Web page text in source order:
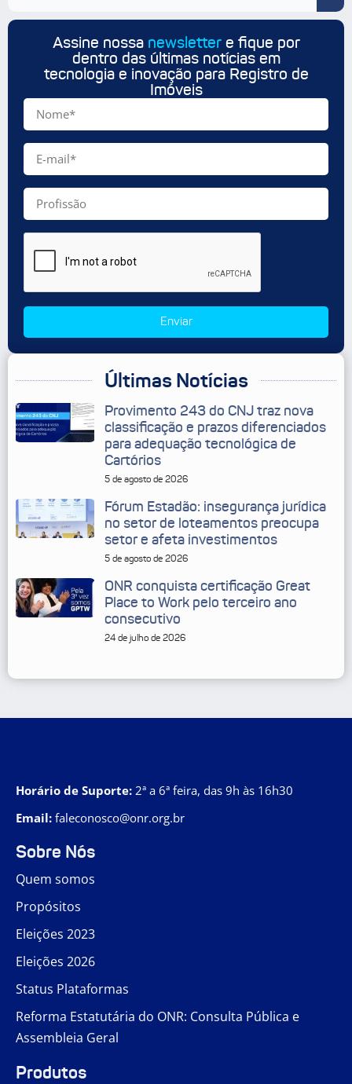
Assine nossa newslettere fique por
dentro das últimas notícias em
tecnologia e inovação para Registro de
Imóveis
Enviar
Últimas Notícias
Provimento 243 do CNJ traz nova
classificação e prazos diferenciados
para adequação tecnológica de
Cartórios
5 de agosto de 2026
Fórum Estadão: insegurança jurídica
no setor de loteamentos preocupa
setor e afeta investimentos
5 de agosto de 2026
ONR conquista certificação Great
Place to Work pelo terceiro ano
consecutivo
24 de julho de 2026
Horário de Suporte: 2ª a 6ª feira, das 9h às 16h30
Email: faleconosco@onr.org.br
Sobre Nós
Quem somos
Propósitos
Eleições 2023
Eleições 2026
Status Plataformas
Reforma Estatutária do ONR: Consulta Pública e
Assembleia Geral
Produtos